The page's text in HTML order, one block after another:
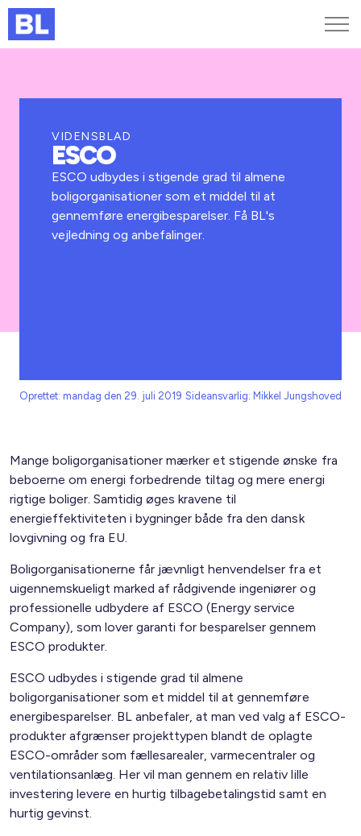
Kurser og arrangementer
Jobportalen
VIDENSBLAD
ESCO
ESCO udbydes i stigende grad til almene
boligorganisationer som et middel til at
gennemføre energibesparelser. Få BL's
vejledning og anbefalinger.
Oprettet: mandag den 29. juli 2019 Sideansvarlig: Mikkel Jungshoved
Mange boligorganisationer mærker et stigende ønske fra
beboerne om energi forbedrende tiltag og mere energi
rigtige boliger. Samtidig øges kravene til
energieffektiviteten i bygninger både fra den dansk
lovgivning og fra EU.
Boligorganisationerne får jævnligt henvendelser fra et
uigennemskueligt marked af rådgivende ingeniører og
professionelle udbydere af ESCO (Energy service
Company), som lover garanti for besparelser gennem
ESCO produkter.
ESCO udbydes i stigende grad til almene
boligorganisationer som et middel til at gennemføre
energibesparelser. BL anbefaler, at man ved valg af ESCO-
produkter afgrænser projekttypen blandt de oplagte
ESCO-områder som fællesarealer, varmecentraler og
ventilationsanlæg. Her vil man gennem en relativ lille
investering levere en hurtig tilbagebetalingstid samt en
hurtig gevinst.